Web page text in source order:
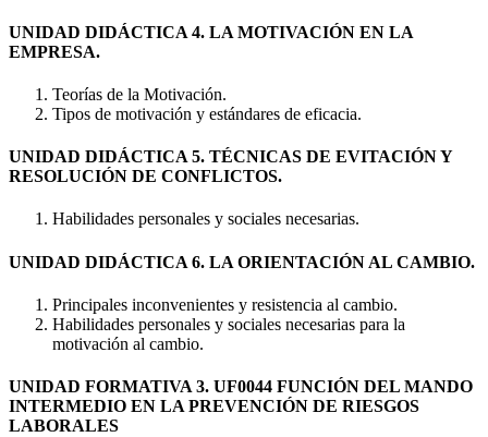
UNIDAD DIDÁCTICA 4. LA MOTIVACIÓN EN LA
EMPRESA.
Teorías de la Motivación.
Tipos de motivación y estándares de eficacia.
UNIDAD DIDÁCTICA 5. TÉCNICAS DE EVITACIÓN Y
RESOLUCIÓN DE CONFLICTOS.
Habilidades personales y sociales necesarias.
UNIDAD DIDÁCTICA 6. LA ORIENTACIÓN AL CAMBIO.
Principales inconvenientes y resistencia al cambio.
Habilidades personales y sociales necesarias para la
motivación al cambio.
UNIDAD FORMATIVA 3. UF0044 FUNCIÓN DEL MANDO
INTERMEDIO EN LA PREVENCIÓN DE RIESGOS
LABORALES